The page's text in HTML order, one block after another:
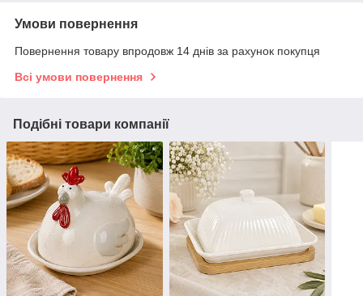
Умови повернення
Повернення товару впродовж 14 днів за рахунок покупця
Всі умови повернення
Подібні товари компанії